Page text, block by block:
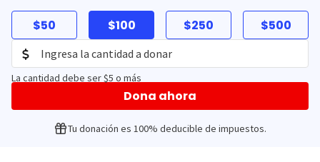
$50 $100 $250 $500
La cantidad debe ser $5 o más
Dona ahora
Tu donación es 100% deducible de impuestos.